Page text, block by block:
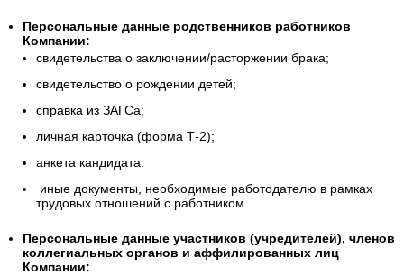
Персональные данные родственников работников
Компании:
свидетельства о заключении/расторжении брака;
свидетельство о рождении детей;
справка из ЗАГСа;
личная карточка (форма Т-2);
анкета кандидата.
иные документы, необходимые работодателю в рамках
трудовых отношений с работником.
Персональные данные участников (учредителей), членов
коллегиальных органов и аффилированных лиц
Компании: